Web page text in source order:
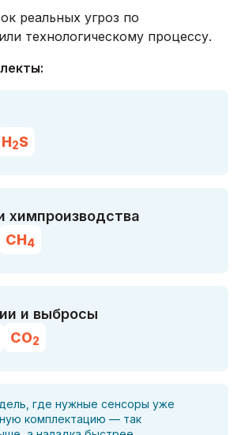
реальных угроз по
технологическому процессу.
H2S
химпроизводства
CH4
и выбросы
CO2
где нужные сенсоры уже
комплектацию — так